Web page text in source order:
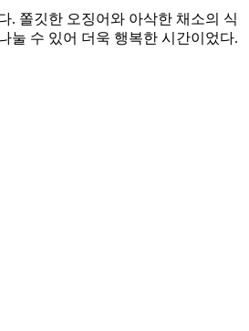
. 쫄깃한 오징어와 아삭한 채소의 식
눌 수 있어 더욱 행복한 시간이었다.